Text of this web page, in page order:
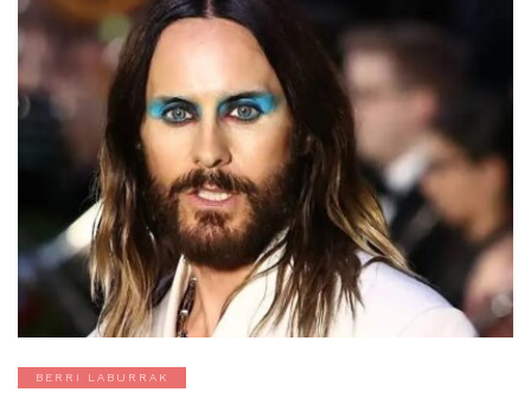
BERRI LABURRAK